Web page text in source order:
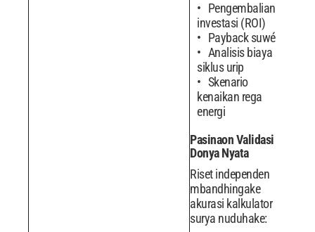
Pengembalian
investasi (ROI)
Payback suwé
Analisis biaya
siklus urip
Skenario
kenaikan rega
energi
Pasinaon Validasi
Donya Nyata
Riset independen
mbandhingake
akurasi kalkulator
surya nuduhake: